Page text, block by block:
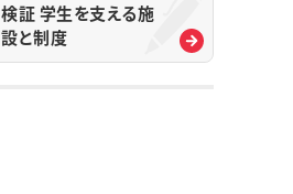
検証 学生を支える施
設と制度